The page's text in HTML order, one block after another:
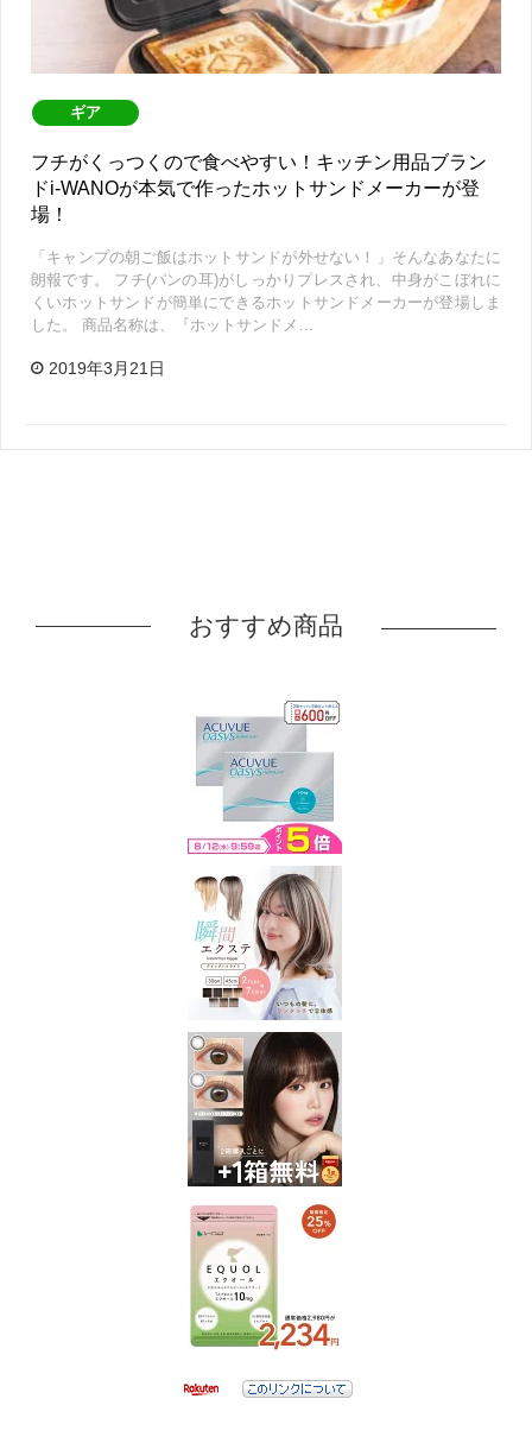
ギア
フチがくっつくので食べやすい！キッチン用品ブラン
ドi-WANOが本気で作ったホットサンドメーカーが登
場！
「キャンプの朝ご飯はホットサンドが外せない！」そんなあなたに
朗報です。 フチ(パンの耳)がしっかりプレスされ、中身がこぼれに
くいホットサンドが簡単にできるホットサンドメーカーが登場しま
した。 商品名称は、『ホットサンドメ…
2019年3月21日
おすすめ商品